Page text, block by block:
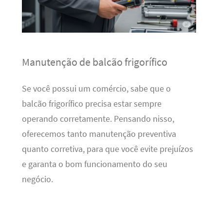
Manutenção de balcão frigorífico
Se você possui um comércio, sabe que o
balcão frigorífico precisa estar sempre
operando corretamente. Pensando nisso,
oferecemos tanto manutenção preventiva
quanto corretiva, para que você evite prejuízos
e garanta o bom funcionamento do seu
negócio.